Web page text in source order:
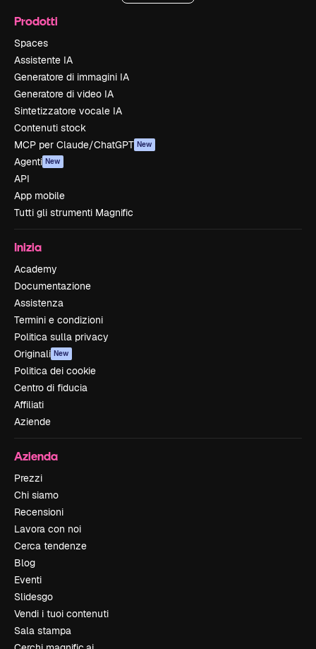
Prodotti
Spaces
Assistente IA
Generatore di immagini IA
Generatore di video IA
Sintetizzatore vocale IA
Contenuti stock
MCP per Claude/ChatGPT New
Agenti New
API
App mobile
Tutti gli strumenti Magnific
Inizia
Academy
Documentazione
Assistenza
Termini e condizioni
Politica sulla privacy
Originali New
Politica dei cookie
Centro di fiducia
Affiliati
Aziende
Azienda
Prezzi
Chi siamo
Recensioni
Lavora con noi
Cerca tendenze
Blog
Eventi
Slidesgo
Vendi i tuoi contenuti
Sala stampa